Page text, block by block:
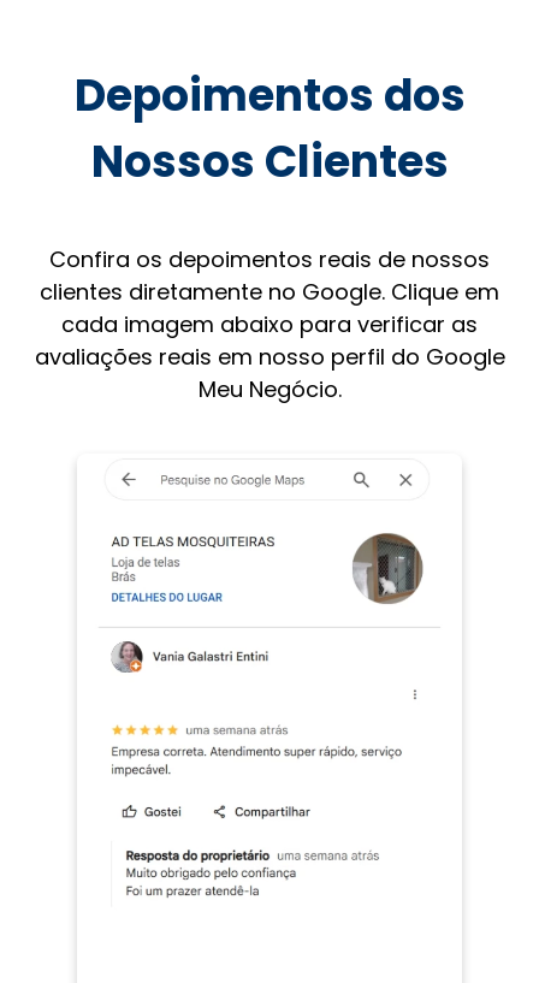
Depoimentos dos
Nossos Clientes
Confira os depoimentos reais de nossos
clientes diretamente no Google. Clique em
cada imagem abaixo para verificar as
avaliações reais em nosso perfil do Google
Meu Negócio.